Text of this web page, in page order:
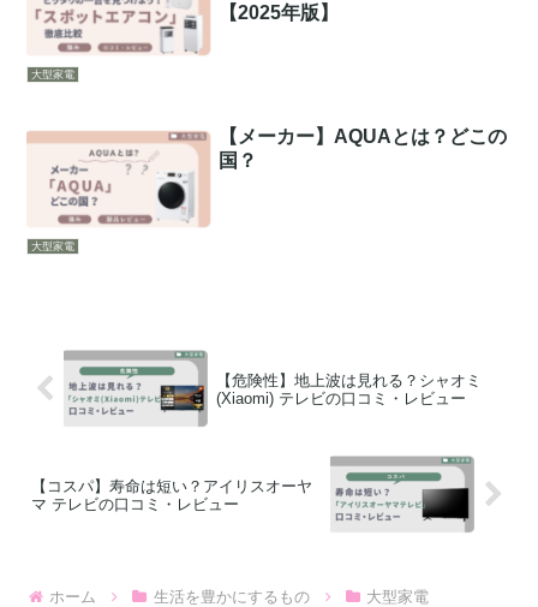
大型家電
【2025年版】
大型家電
【メーカー】AQUAとは？どこの
国？
【危険性】地上波は見れる？シャオミ
(Xiaomi) テレビの口コミ・レビュー
【コスパ】寿命は短い？アイリスオーヤ
マ テレビの口コミ・レビュー
ホーム 生活を豊かにするもの 大型家電